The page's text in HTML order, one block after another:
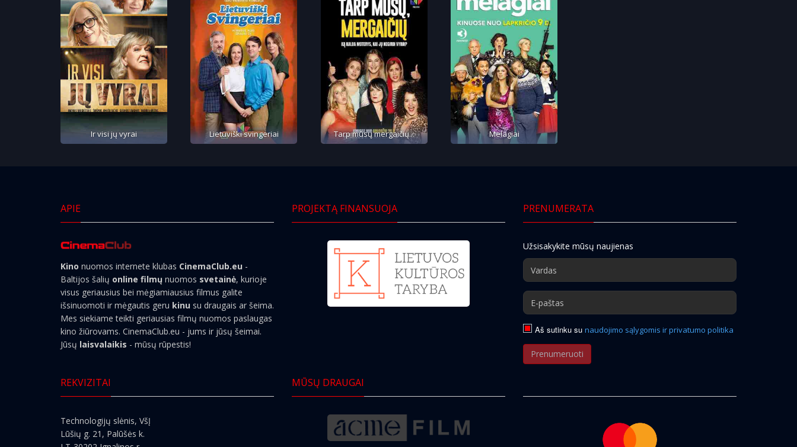
Ir visi jų vyrai Lietuviški svingeriai Tarp mūsų mergaičių... Melagiai
APIE
Kino nuomos internete klubas CinemaClub.eu -
Baltijos šalių online filmų nuomos svetainė, kurioje
visus geriausius bei mėgiamiausius filmus galite
išsinuomoti ir mėgautis geru kinu su draugais ar šeima.
Mes siekiame teikti geriausias filmų nuomos paslaugas
kino žiūrovams. CinemaClub.eu - jums ir jūsų šeimai.
Jūsų laisvalaikis - mūsų rūpestis!
PROJEKTĄ FINANSUOJA PRENUMERATA
Užsisakykite mūsų naujienas
Aš sutinku su naudojimo sąlygomis ir privatumo politika
Prenumeruoti
REKVIZITAI
Technologijų slėnis, VšĮ
Lūšių g. 21, Palūšės k.
MŪSŲ DRAUGAI